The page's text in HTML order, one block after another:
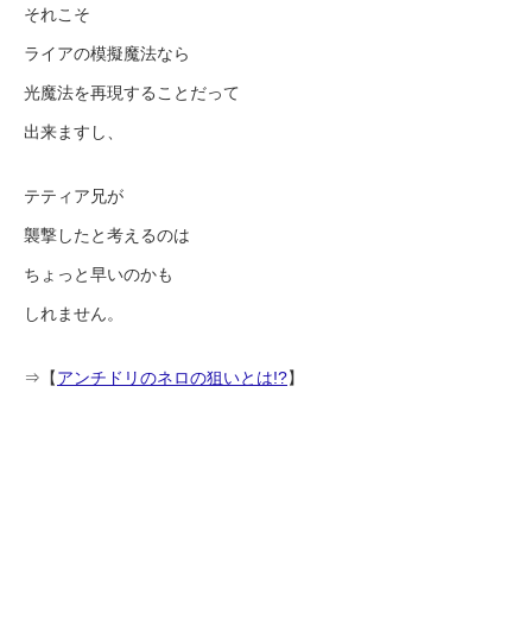
それこそ
ライアの模擬魔法なら
光魔法を再現することだって
出来ますし、
テティア兄が
襲撃したと考えるのは
ちょっと早いのかも
しれません。
⇒【アンチドリのネロの狙いとは!?】